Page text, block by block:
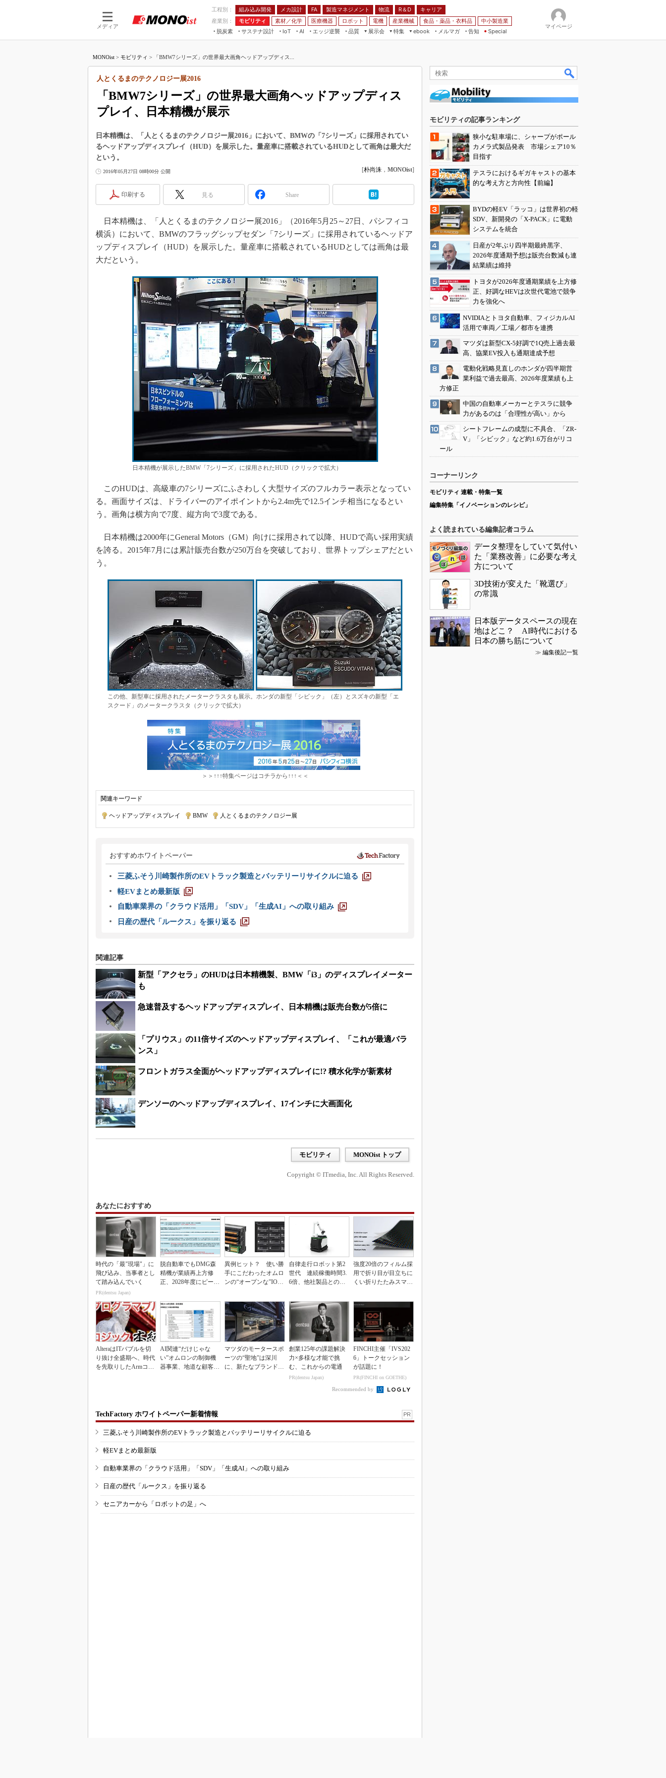
メディア
工程別： 組み込み開発 メカ設計 FA 製造マネジメント 物流 R＆D
キャリア
産業別：
モビリティ 素材／化学 医療機器 ロボット 電機 産業機械 食品・薬品・衣料品
中小製造業
脱炭素
サステナ設計
IoT
つながる工場
つながるサービス
AI
AI×設備保全
エッジ逆襲 品質
展示会
JIMTOF
IIFES
TECHNO-FRONTIER
EdgeTech+
AUTOMOTIVE WORLD
産業オープンネット展
特集
つながるクルマ
組み込み画像技術
組み込みモデリング
ISO26262
3Dプリンタ
イノベーション
製造業ビッグデータ
メイドインジャパン
植物工場
知財マネジメント
グローバル設計・開発
制御セキュリティ
新型コロナへの対応
ebook
メルマガ
告知 Special
マイページ
MONOist > モビリティ > 「BMW7シリーズ」の世界最大画角ヘッドアップディス...
「BMW7シリーズ」の世界最大画角ヘッドアップディス
プレイ、日本精機が展示
人とくるまのテクノロジー展2016
日本精機は、「人とくるまのテクノロジー展2016」において、BMWの「7シリーズ」に採用されてい
るヘッドアップディスプレイ（HUD）を展示した。量産車に搭載されているHUDとして画角は最大だ
という。
2016年05月27日 08時00分 公開 [朴尚洙 ， MONOist]
印刷する 見る Share
日本精機は、「人とくるまのテクノロジー展2016」（2016年5月25～27日、パシフィコ
横浜）において、BMWのフラッグシップセダン「7シリーズ」に採用されているヘッドア
ップディスプレイ（HUD）を展示した。量産車に搭載されているHUDとしては画角は最
大だという。
日本精機が展示したBMW「7シリーズ」に採用されたHUD（クリックで拡大）
このHUDは、高級車の7シリーズにふさわしく大型サイズのフルカラー表示となってい
る。画面サイズは、ドライバーのアイポイントから2.4m先で12.5インチ相当になるとい
う。画角は横方向で7度、縦方向で3度である。
日本精機は2000年にGeneral Motors（GM）向けに採用されて以降、HUDで高い採用実績
を誇る。2015年7月には累計販売台数が250万台を突破しており、世界トップシェアだとい
う。
この他、新型車に採用されたメータークラスタも展示。ホンダの新型「シビック」（左）とスズキの新型「エ
スクード」のメータークラスタ（クリックで拡大）
＞＞↑↑↑特集ページはコチラから↑↑↑＜＜
関連キーワード
ヘッドアップディスプレイ BMW| 人とくるまのテクノロジー展
おすすめホワイトペーパー
三菱ふそう川崎製作所のEVトラック製造とバッテリーリサイクルに迫る
軽EVまとめ最新版
自動車業界の「クラウド活用」「SDV」「生成AI」への取り組み
日産の歴代「ルークス」を振り返る
関連記事
新型「アクセラ」のHUDは日本精機製、BMW「i3」のディスプレイメーター
も
急速普及するヘッドアップディスプレイ、日本精機は販売台数が5倍に
「プリウス」の11倍サイズのヘッドアップディスプレイ、「これが最適バラ
ンス」
フロントガラス全面がヘッドアップディスプレイに!? 積水化学が新素材
デンソーのヘッドアップディスプレイ、17インチに大画面化
モビリティ MONOist トップ
Copyright © ITmedia, Inc. All Rights Reserved.
あなたにおすすめ
時代の「最"現場"」に
飛び込み、当事者とし
て踏み込んでいく
PR(dentsu Japan)
脱自動車でもDMG森
精機が業績再上方修
正、2028年度にピーク
異例ヒット？ 使い勝
手にこだわったオムロ
ンの“オープンな”IO-L
自律走行ロボット第2
世代 連続稼働時間3.
6倍、他社製品との連
強度20倍のフィルム採
用で折り目が目立ちに
くい折りたたみスマホ
AlteraはITバブルを切
り抜け全盛期へ、時代
を先取りしたArmコア
AI関連“だけじゃな
い”オムロンの制御機
器事業、地道な顧客基
マツダのモータースポ
ーツの“聖地”は深川
に、新たなブランド体
創業125年の課題解決
力×多様な才能で挑
む、これからの電通
PR(dentsu Japan)
FINCHI主催「IVS202
6」トークセッション
が話題に！
PR(FINCHI on GOETHE)
Recommended by
TechFactory ホワイトペーパー新着情報 PR
三菱ふそう川崎製作所のEVトラック製造とバッテリーリサイクルに迫る
軽EVまとめ最新版
自動車業界の「クラウド活用」「SDV」「生成AI」への取り組み
日産の歴代「ルークス」を振り返る
セニアカーから「ロボットの足」へ
モビリティの記事ランキング
狭小な駐車場に、シャープがポール
カメラ式製品発表 市場シェア10％
目指す
テスラにおけるギガキャストの基本
的な考え方と方向性【前編】
BYDの軽EV「ラッコ」は世界初の軽
SDV、新開発の「X-PACK」に電動
システムを統合
日産が2年ぶり四半期最終黒字、
2026年度通期予想は販売台数減も連
結業績は維持
トヨタが2026年度通期業績を上方修
正、好調なHEVは次世代電池で競争
力を強化へ
NVIDIAとトヨタ自動車、フィジカルAI
活用で車両／工場／都市を連携
マツダは新型CX-5好調で1Q売上過去最
高、協業EV投入も通期達成予想
電動化戦略見直しのホンダが四半期営
業利益で過去最高、2026年度業績も上
方修正
中国の自動車メーカーとテスラに競争
力があるのは「合理性が高い」から
シートフレームの成型に不具合、「ZR-
V」「シビック」など約1.6万台がリコ
ール
コーナーリンク
モビリティ 連載・特集一覧
編集特集「イノベーションのレシピ」
よく読まれている編集記者コラム
データ整理をしていて気付い
た「業務改善」に必要な考え
方について
3D技術が変えた「靴選び」
の常識
日本版データスペースの現在
地はどこ？ AI時代における
日本の勝ち筋について
≫ 編集後記一覧